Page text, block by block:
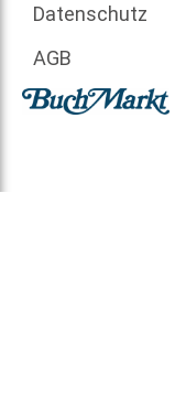
Datenschutz
AGB